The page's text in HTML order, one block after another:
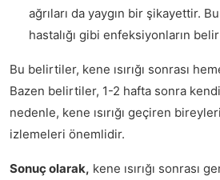
ağrıları da yaygın bir şikayettir.
hastalığı gibi enfeksiyonların
Bu belirtiler, kene ısırığı sonrası
Bazen belirtiler, 1-2 hafta sonra
nedenle, kene ısırığı geçiren
izlemeleri önemlidir.
Sonuç olarak, kene ısırığı sonrası